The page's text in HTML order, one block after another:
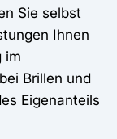
Sie selbst
Ihnen
im
Brillen und
Eigenanteils